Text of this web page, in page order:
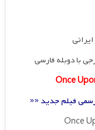
با دوبله فارسی